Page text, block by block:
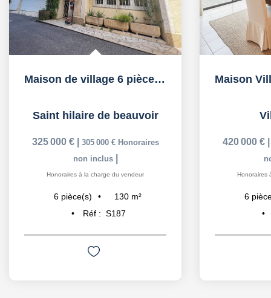
Maison de village 6 pièces 130 m²
Saint hilaire de beauvoir
325 000 € 305 000 € Honoraires
non inclus
Honoraires à la charge du vendeur
6 pièce(s) 130 m²
Réf : S187
420 000 €
Honoraires
6